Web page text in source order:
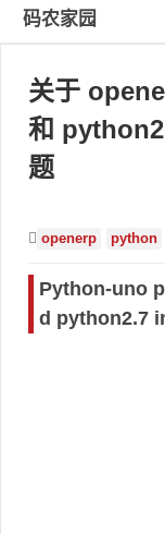
码农家园
关于
和
题
openerp python
Python-uno
d python2.7